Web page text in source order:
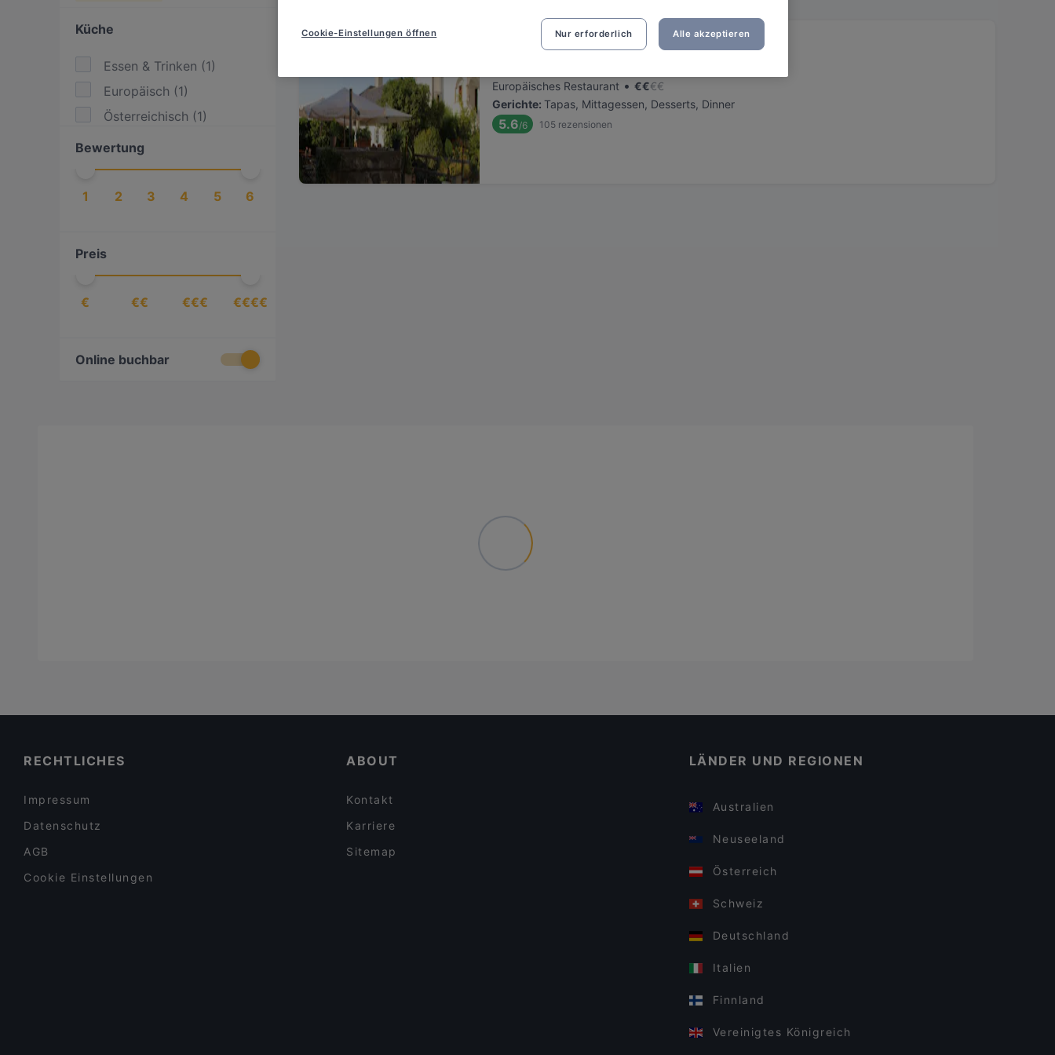
Küche
Essen & Trinken (1)
Europäisch (1)
Österreichisch (1)
Bewertung
1 2 3 4 5 6
Preis
€ €€ €€€ €€€€
Online buchbar
Klosterstube
Europäisches Restaurant • €€€€
Gerichte: Tapas, Mittagessen, Desserts, Dinner
5.6/6 105 rezensionen
RECHTLICHES
Impressum
Datenschutz
AGB
Cookie Einstellungen
ABOUT
Kontakt
Karriere
Sitemap
LÄNDER UND REGIONEN
Australien
Neuseeland
Österreich
Schweiz
Deutschland
Italien
Finnland
Vereinigtes Königreich
Nur erforderlich Alle akzeptieren
Cookie-Einstellungen öffnen